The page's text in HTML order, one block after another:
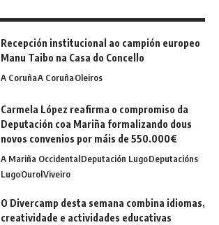
Recepción institucional ao campión europeo
Manu Taibo na Casa do Concello
A CoruñaA CoruñaOleiros
Carmela López reafirma o compromiso da
Deputación coa Mariña formalizando dous
novos convenios por máis de 550.000€
A Mariña OccidentalDeputación LugoDeputacións
LugoOurolViveiro
O Divercamp desta semana combina idiomas,
creatividade e actividades educativas